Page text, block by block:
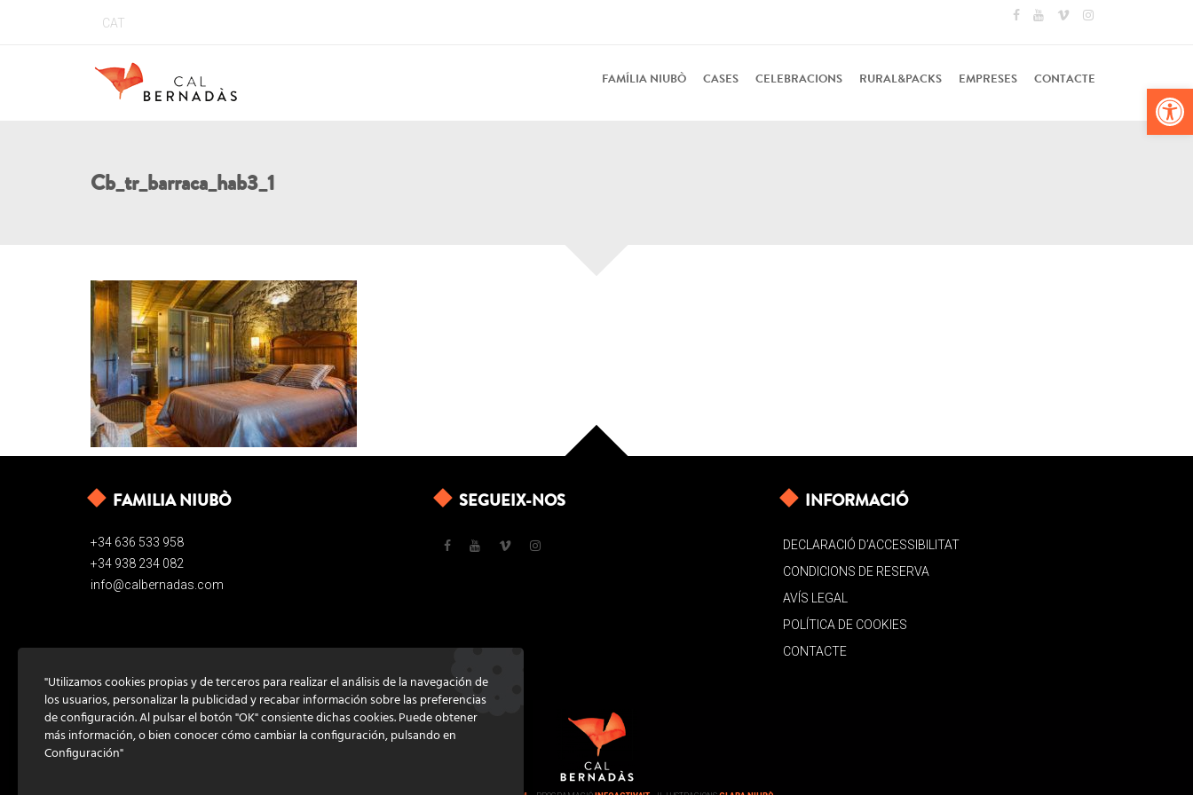
CAT
FAMÍLIA NIUBÒ CASES CELEBRACIONS RURAL&PACKS EMPRESES CONTACTE
Cb_tr_barraca_hab3_1
FAMILIA NIUBÒ
+34 636 533 958
+34 938 234 082
info@calbernadas.com
SEGUEIX-NOS INFORMACIÓ
DECLARACIÓ D’ACCESSIBILITAT
CONDICIONS DE RESERVA
AVÍS LEGAL
POLÍTICA DE COOKIES
CONTACTE
"Utilizamos cookies propias y de terceros para realizar el análisis de la navegación de
los usuarios, personalizar la publicidad y recabar información sobre las preferencias
de configuración. Al pulsar el botón "OK" consiente dichas cookies. Puede obtener
más información, o bien conocer cómo cambiar la configuración, pulsando en
Configuración"